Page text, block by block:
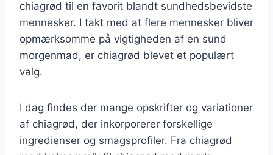
chiagrød til en favorit blandt sundhedsbevidste
mennesker. I takt med at flere mennesker bliver
opmærksomme på vigtigheden af en sund
morgenmad, er chiagrød blevet et populært
valg.
I dag findes der mange opskrifter og variationer
af chiagrød, der inkorporerer forskellige
ingredienser og smagsprofiler. Fra chiagrød